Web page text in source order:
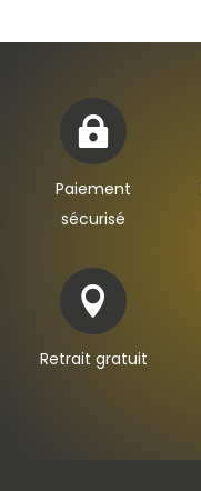

Paiement
sécurisé

Retrait gratuit